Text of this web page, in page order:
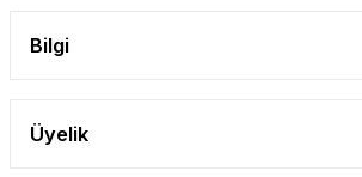
Bilgi
Üyelik